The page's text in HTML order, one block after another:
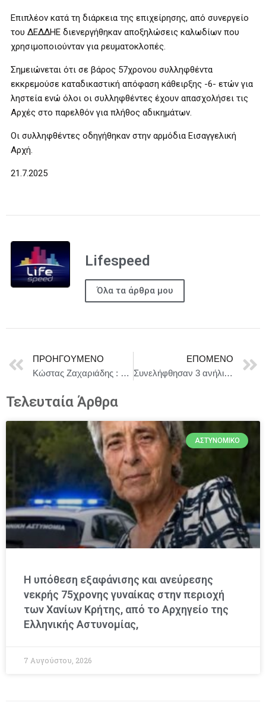
Επιπλέον κατά τη διάρκεια της επιχείρησης, από συνεργείο
του ΔΕΔΔΗΕ διενεργήθηκαν αποξηλώσεις καλωδίων που
χρησιμοποιούνταν για ρευματοκλοπές.
Σημειώνεται ότι σε βάρος 57χρονου συλληφθέντα
εκκρεμούσε καταδικαστική απόφαση κάθειρξης -6- ετών για
ληστεία ενώ όλοι οι συλληφθέντες έχουν απασχολήσει τις
Αρχές στο παρελθόν για πλήθος αδικημάτων.
Οι συλληφθέντες οδηγήθηκαν στην αρμόδια Εισαγγελική
Αρχή.
21.7.2025
Lifespeed
Όλα τα άρθρα μου
ΠΡΟΗΓΟΎΜΕΝΟ
Κώστας Ζαχαριάδης : Ο κ. Μαρινάκης, όση λάσπη κι αν πετάξει στην αντιπολίτευση, δεν μπορεί να μην απαντήσει στην αιτίαση της Ευρωπαίας Εισαγγελέως
ΕΠΌΜΕΝΟ
Συνελήφθησαν 3 ανήλικες που διέπραξαν κλοπή σε βάρος ημεδαπής στην Κάντζα
Τελευταία Άρθρα
ΑΣΤΥΝΟΜΙΚΌ
Η υπόθεση εξαφάνισης και ανεύρεσης
νεκρής 75χρονης γυναίκας στην περιοχή
των Χανίων Κρήτης, από το Αρχηγείο της
Ελληνικής Αστυνομίας,
7 Αυγούστου, 2026